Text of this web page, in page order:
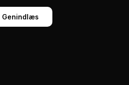
Genindlæs